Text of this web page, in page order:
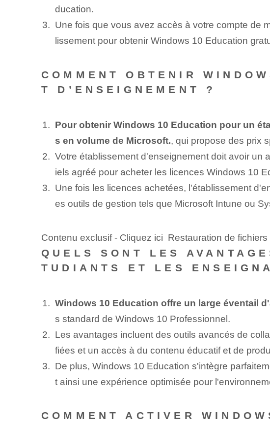
ducation.
Une fois que vous avez accès à votre compte de
lissement pour obtenir Windows 10 Education
COMMENT OBTENIR
T D’ENSEIGNEMENT ?
Pour obtenir Windows 10 Education pour un
s en volume de Microsoft., qui propose des prix
Votre établissement d'enseignement doit avoir un
iels agréé pour acheter les licences Windows 10
Une fois les licences achetées, l'établissement
es outils de gestion tels que Microsoft Intune ou
Contenu exclusif - Cliquez ici Restauration de
QUELS SONT LES
TUDIANTS ET LES
Windows 10 Education offre un large éventail
s standard de Windows 10 Professionnel.
Les avantages incluent des outils avancés de
fiées et un accès à du contenu éducatif et de
De plus, Windows 10 Education s'intègre
t ainsi une expérience optimisée pour
COMMENT ACTIVER